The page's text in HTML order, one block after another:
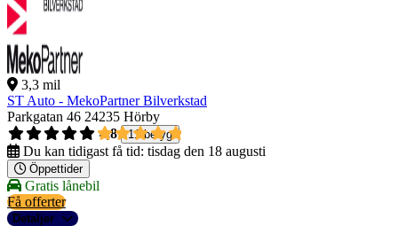
3,3 mil
ST Auto - MekoPartner Bilverkstad
Parkgatan 46 24235 Hörby
4,8
11 betyg
Du kan tidigast få tid: tisdag den 18 augusti
Öppettider
Gratis lånebil
Få offerter
Detaljer